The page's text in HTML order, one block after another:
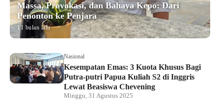
Massa, Provokasi, dan Bahaya Kepo: Dari
Penonton ke Penjara
11 bulan lalu
Nasional
Kesempatan Emas: 3 Kuota Khusus Bagi
Putra-putri Papua Kuliah S2 di Inggris
Lewat Beasiswa Chevening
Minggu, 31 Agustus 2025